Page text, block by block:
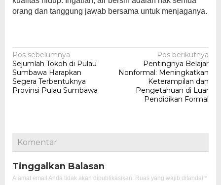
orang dan tanggung jawab bersama untuk menjaganya.
Navigasi
pos
Pos sebelumnya
Sejumlah Tokoh di Pulau
Sumbawa Harapkan
Segera Terbentuknya
Provinsi Pulau Sumbawa
Pos berikutnya
Pentingnya Belajar
Nonformal: Meningkatkan
Keterampilan dan
Pengetahuan di Luar
Pendidikan Formal
Komentar
Tinggalkan Balasan
Alamat email Anda tidak akan dipublikasikan. Ruas yang wajib ditandai *